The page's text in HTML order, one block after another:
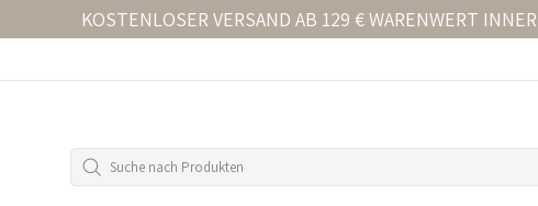
KOSTENLOSER VERSAND AB 129 € WARENWERT